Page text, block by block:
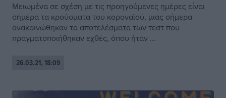
Μειωμένα σε σχέση με τις προηγούμενες ημέρες είναι
σήμερα τα κρούσματα του κοροναϊού, μιας σήμερα
ανακοινώθηκαν τα αποτελέσματα των τεστ που
πραγματοποιήθηκαν εχθές, όπου ήταν ...
26.03.21, 18:09